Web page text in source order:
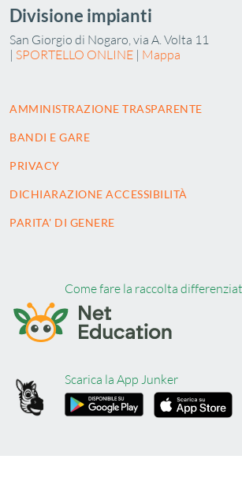
Divisione impianti
San Giorgio di Nogaro, via A. Volta 11
| SPORTELLO ONLINE | Mappa
AMMINISTRAZIONE TRASPARENTE
BANDI E GARE
PRIVACY
DICHIARAZIONE ACCESSIBILITÀ
PARITA' DI GENERE
Come fare la raccolta
Scarica la App Junker